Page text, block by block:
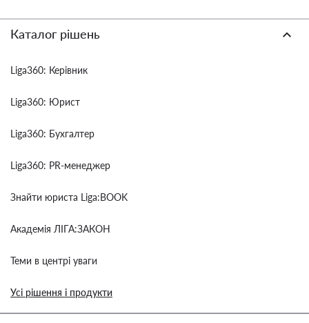
Каталог рішень
Liga360: Керівник
Liga360: Юрист
Liga360: Бухгалтер
Liga360: PR-менеджер
Знайти юриста Liga:BOOK
Академія ЛІГА:ЗАКОН
Теми в центрі уваги
Усі рішення і продукти